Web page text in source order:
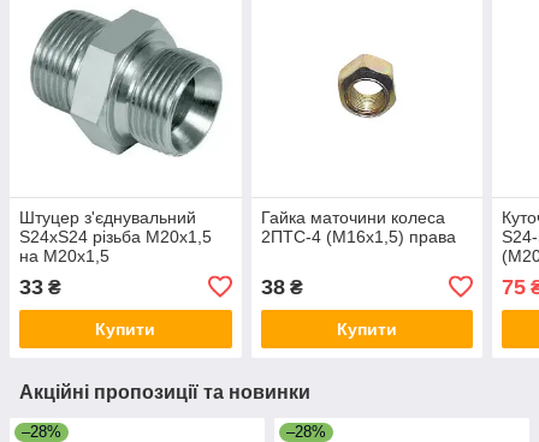
Штуцер з'єднувальний
S24xS24 різьба М20х1,5
на М20х1,5
33 ₴
Купити
Гайка маточини колеса
2ПТС-4 (М16х1,5) права
38₴
Купити
75
Акційні пропозиції та новинки
–28% –28%